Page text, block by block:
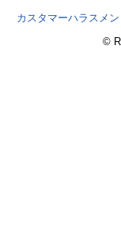
カスタマーハラスメ
©